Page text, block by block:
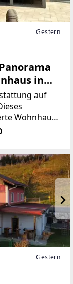
Gestern
in
auf
Wohnhaus
Technik
Immobilie
Gestern